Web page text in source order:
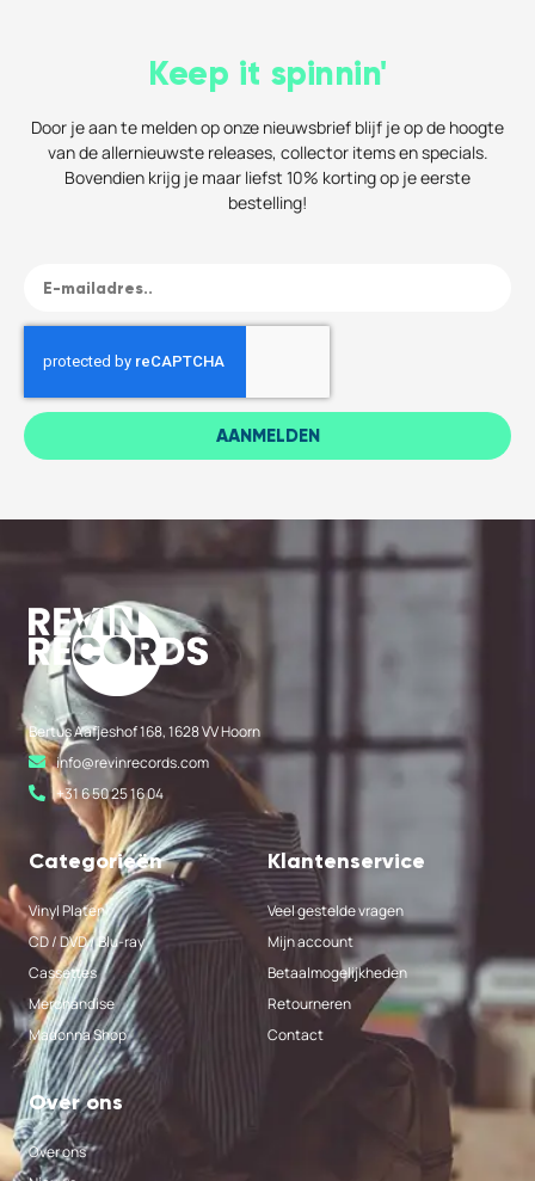
Keep it spinnin'
Door je aan te melden op onze nieuwsbrief blijf je op de hoogte
van de allernieuwste releases, collector items en specials.
Bovendien krijg je maar liefst 10% korting op je eerste
bestelling!
AANMELDEN
Bertus Aafjeshof 168, 1628 VV Hoorn
info@revinrecords.com
+31 6 50 25 16 04
Categorieën
Vinyl Platen
CD / DVD / Blu-ray
Cassettes
Merchandise
Madonna Shop
Klantenservice
Veel gestelde vragen
Mijn account
Betaalmogelijkheden
Retourneren
Contact
Over ons
Over ons